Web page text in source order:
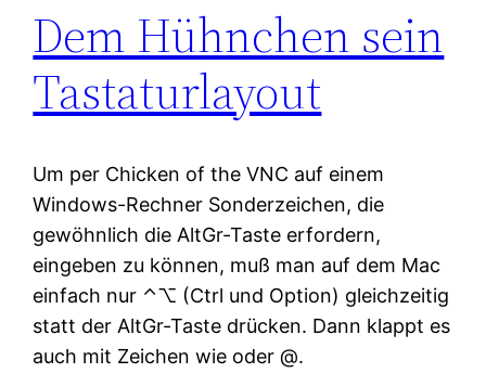
Dem Hühnchen sein
Tastaturlayout
Um per Chicken of the VNC auf einem
Windows-Rechner Sonderzeichen, die
gewöhnlich die AltGr-Taste erfordern,
eingeben zu können, muß man auf dem Mac
einfach nur ⌃⌥ (Ctrl und Option) gleichzeitig
statt der AltGr-Taste drücken. Dann klappt es
auch mit Zeichen wie oder @.